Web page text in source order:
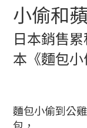
小偷和
日本銷售
本《麵包小
麵包小偷到公